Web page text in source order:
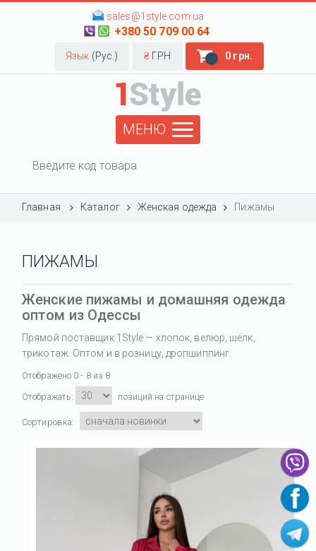
sales@1style.com.ua
+380 50 709 00 64
Язык (Рус.) ₴ ГРН 0 грн.
МЕНЮ
Главная Каталог Женская одежда Пижамы
ПИЖАМЫ
Женские пижамы и домашняя одежда
оптом из Одессы
Прямой поставщик 1Style — хлопок, велюр, шёлк,
трикотаж. Оптом и в розницу, дропшиппинг.
Отображено 0 - 8 из 8
Отображать:
позиций на странице
Сортировка: